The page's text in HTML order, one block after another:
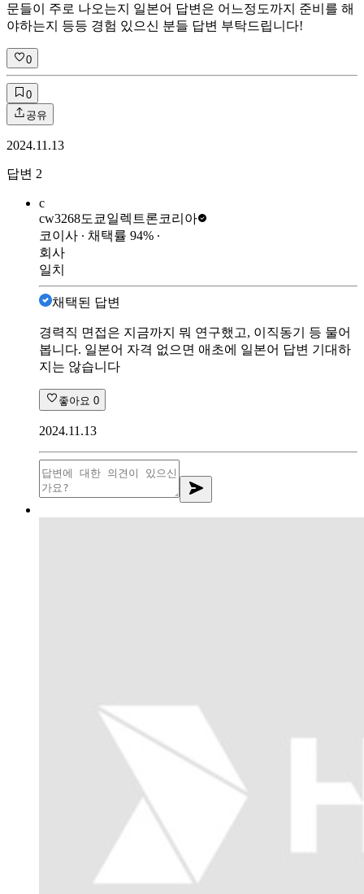
문들이 주로 나오는지 일본어 답변은 어느정도까지 준비를 해
야하는지 등등 경험 있으신 분들 답변 부탁드립니다!
0
0
공유
2024.11.13
답변 2
c
cw3268도쿄일렉트론코리아
코이사 ∙ 채택률 94% ∙
회사
일치
채택된 답변
경력직 면접은 지금까지 뭐 연구했고, 이직동기 등 물어
봅니다. 일본어 자격 없으면 애초에 일본어 답변 기대하
지는 않습니다
좋아요 0
2024.11.13